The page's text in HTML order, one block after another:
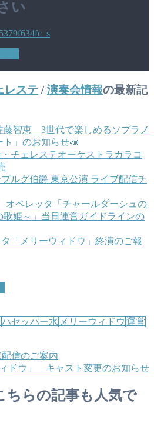
い
レステ /演奏会情報の最新記
藤智恵 3世代で楽しめるソプラノ
ト」のお知らせ📣
・チェレステオーケストラガラコ
ルグ伯爵 東京公演 ライブ配信チ
ペレッタ「チャールダーシュの
歌姫～」当日運営ガイドラインの
「メリーウィドウ」終演のご報
ハセッパー水 メリーウィドウ 運営
信のご案内
ドウ」 キャスト変更のお知らせ
ちらの記事も人気で